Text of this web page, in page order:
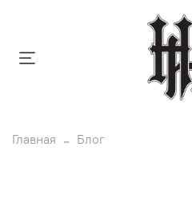
Главная Блог